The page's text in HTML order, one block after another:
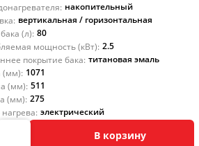
накопительный
вертикальная / горизонтальная
(л): 80
мощность (кВт): 2.5
покрытие бака: титановая эмаль
(мм): 1071
(мм): 511
(мм): 275
электрический
В корзину